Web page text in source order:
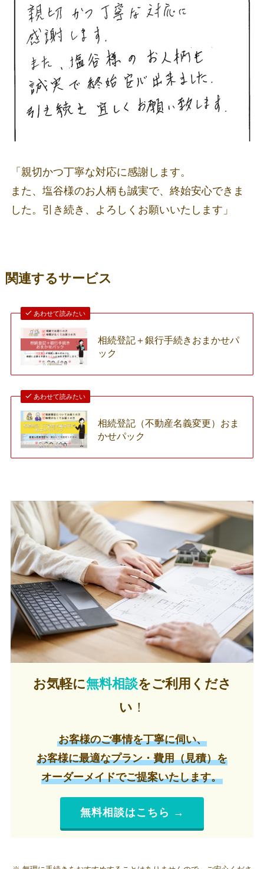
「親切かつ丁寧な対応に感謝します。
また、塩谷様のお人柄も誠実で、終始安心できま
した。引き続き、よろしくお願いいたします」
関連するサービス
あわせて読みたい
相続登記＋銀行手続きおまかせパ
ック
あわせて読みたい
相続登記（不動産名義変更）おま
かせパック
お気軽に無料相談をご利用くださ
い ！
お客様のご事情を丁寧に伺い、
お客様に最適なプラン・費用（見積）を
オーダーメイドでご提案いたします。
無料相談はこちら →